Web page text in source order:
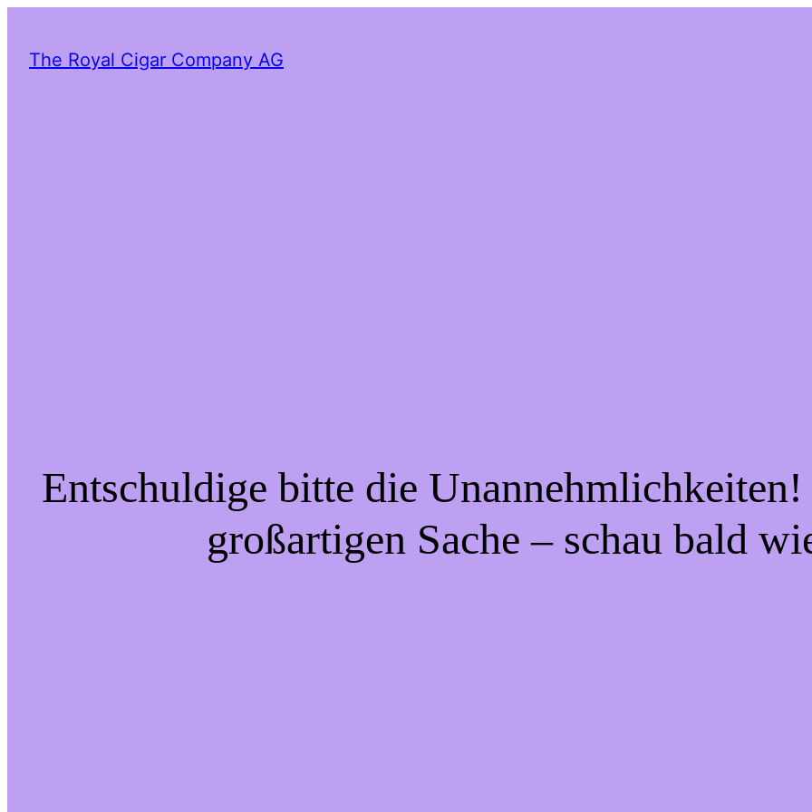
The Royal Cigar Company AG
Entschuldige bitte die
großartigen Sache – schau bald